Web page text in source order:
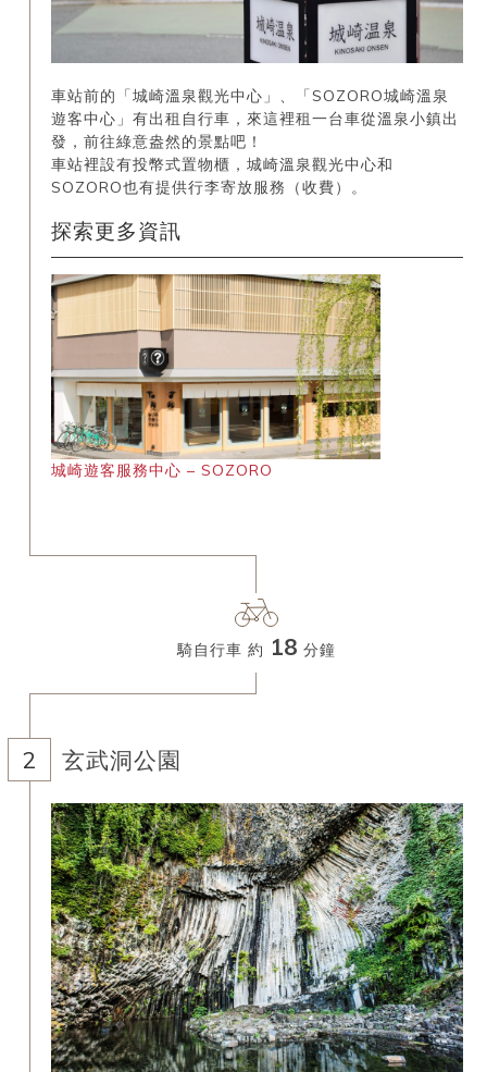
車站前的「城崎溫泉觀光中心」、「SOZORO城崎溫泉
遊客中心」有出租自行車，來這裡租一台車從溫泉小鎮出
發，前往綠意盎然的景點吧！
車站裡設有投幣式置物櫃，城崎溫泉觀光中心和
SOZORO也有提供行李寄放服務（收費）。
探索更多資訊
城崎遊客服務中心 – SOZORO
騎自行車 約 18 分鐘
玄武洞公園